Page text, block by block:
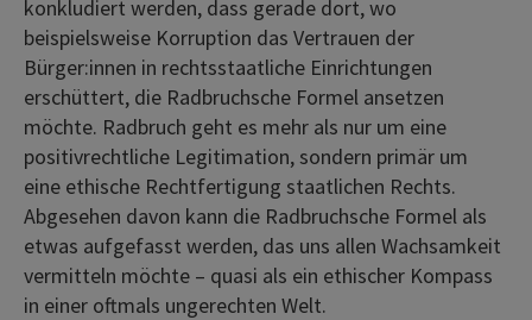
konkludiert werden, dass gerade dort, wo
beispielsweise Korruption das Vertrauen der
Bürger:innen in rechtsstaatliche Einrichtungen
erschüttert, die Radbruchsche Formel ansetzen
möchte. Radbruch geht es mehr als nur um eine
positivrechtliche Legitimation, sondern primär um
eine ethische Rechtfertigung staatlichen Rechts.
Abgesehen davon kann die Radbruchsche Formel als
etwas aufgefasst werden, das uns allen Wachsamkeit
vermitteln möchte – quasi als ein ethischer Kompass
in einer oftmals ungerechten Welt.